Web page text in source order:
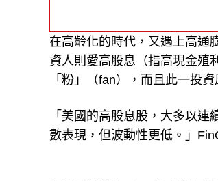
在高齡化的時代，又遇上高通
資人則愛高股息（指高現金殖
「粉」（fan），而且此一投
「美國的高股息股，大多以
數表現，但波動性更低。」